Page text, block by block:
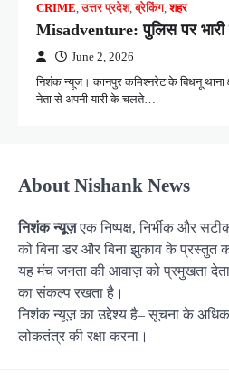
CRIME ,उत्तर प्रदेश,ब्रेकिंग,शहर
Misadventure: पुलिस पर भारी
June 2, 2026
निशंक न्यूज। कानपुर कमिश्नरेट के बिधनू थाना
नेता से अपनी यारी के चलते…
About Nishank News
निशंक न्यूज़एक निष्पक्ष, निर्भीक और
को बिना डर और बिना झुकाव के प्रस्तुत
यह मंच जनता की आवाज़ को प्रमुखता
का संकल्प रखता है।
निशंक न्यूज़ का उद्देश्य है– सूचना के
लोकतंत्र की रक्षा करना।